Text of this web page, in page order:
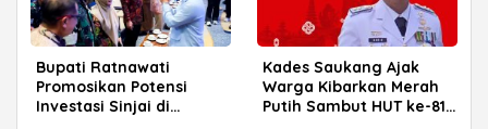
Bupati Ratnawati
Promosikan Potensi
Investasi Sinjai di
Kades Saukang Ajak
Warga Kibarkan Merah
Putih Sambut HUT ke-81